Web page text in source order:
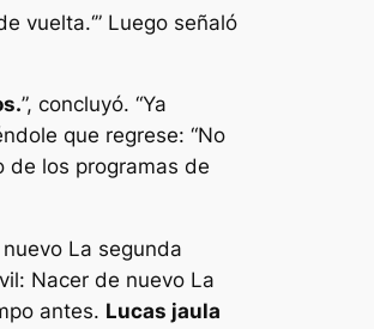
vuelta.‘” Luego señaló
”, concluyó. “Ya
que regrese: “No
de los programas de
La segunda
Nacer de nuevo La
antes. Lucas jaula